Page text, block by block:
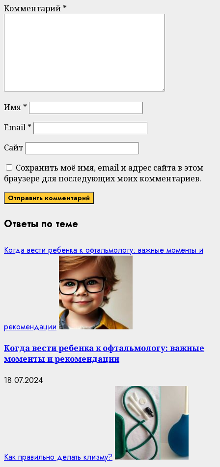
Комментарий *
Имя *
Email *
Сайт
Сохранить моё имя, email и адрес сайта в этом
браузере для последующих моих комментариев.
Ответы по теме
Когда вести ребенка к офтальмологу: важные моменты и
рекомендации
Когда вести ребенка к офтальмологу: важные
моменты и рекомендации
18.07.2024
Как правильно делать клизму?